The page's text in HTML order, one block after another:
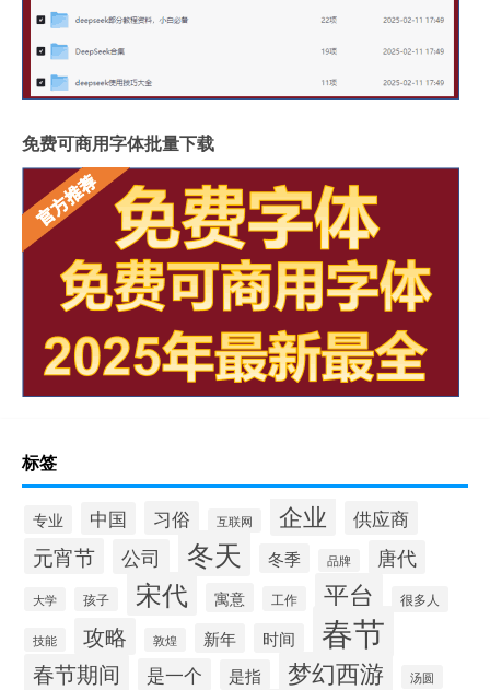
免费可商用字体批量下载
标签
专业 中国 习俗 互联网 企业 供应商
元宵节 公司 冬天 冬季 品牌 唐代
大学 孩子 宋代 寓意 工作 平台 很多人
技能 攻略 敦煌 新年 时间 春节
春节期间 是一个 是指 梦幻西游 汤圆